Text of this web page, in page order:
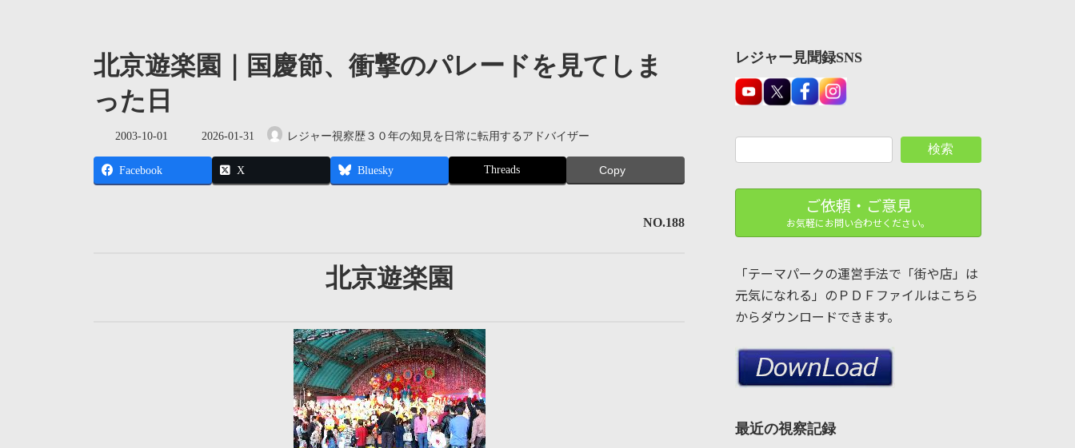
北京遊楽園｜国慶節、衝撃のパレードを見てしま
った日
2003-10-01
最
更
日
2026-01-31 レジャー視察歴３０年の知見を日常に転用するアドバイザー
Facebook X Bluesky Threads Copy
NO.188
北京遊楽園
レジャー見聞録SNS
検索
ご依頼・ご意見
お気軽にお問い合わせください。
「テーマパークの運営手法で「街や店」は
元気になれる」のＰＤＦファイルはこちら
からダウンロードできます。
最近の視察記録